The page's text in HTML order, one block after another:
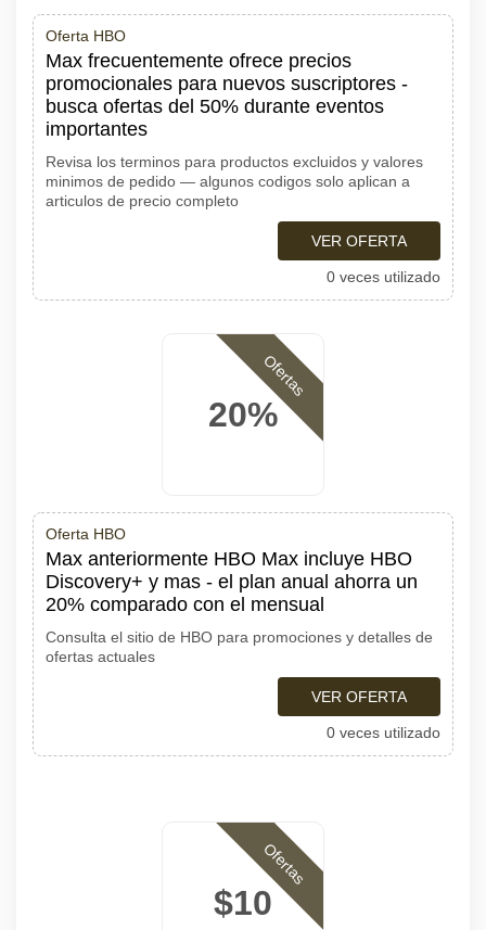
Oferta HBO
Max frecuentemente ofrece precios
promocionales para nuevos suscriptores -
busca ofertas del 50% durante eventos
importantes
Revisa los terminos para productos excluidos y valores
minimos de pedido — algunos codigos solo aplican a
articulos de precio completo
VER OFERTA
0 veces utilizado
20%
Ofertas
Oferta HBO
Max anteriormente HBO Max incluye HBO
Discovery+ y mas - el plan anual ahorra un
20% comparado con el mensual
Consulta el sitio de HBO para promociones y detalles de
ofertas actuales
VER OFERTA
0 veces utilizado
$10
Ofertas